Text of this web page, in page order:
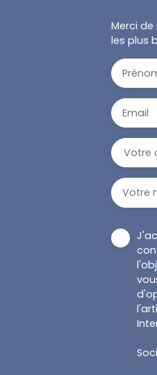
Merci
les plus
Email
Votre
Votre